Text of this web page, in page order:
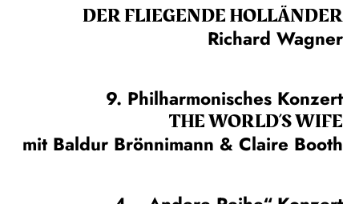
DER FLIE­GEN­DE HOL­LÄN­DER
Richard Wagner
9. Philharmonisches Konzert
THE WORLD’S WIFE
mit Baldur Brönnimann & Claire Booth